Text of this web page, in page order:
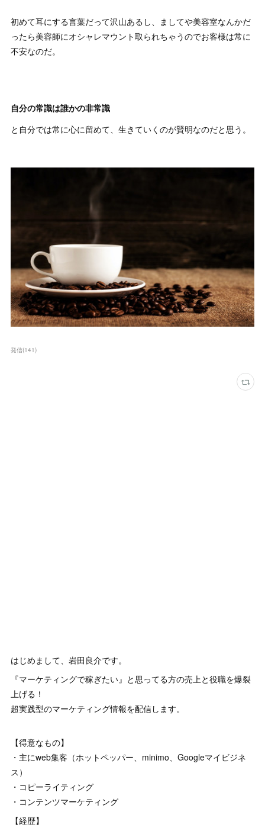
初めて耳にする言葉だって沢山あるし、ましてや美容室なんかだ
ったら美容師にオシャレマウント取られちゃうのでお客様は常に
不安なのだ。
自分の常識は誰かの非常識
と自分では常に心に留めて、生きていくのが賢明なのだと思う。
発信(141)
はじめまして、岩田良介です。
『マーケティングで稼ぎたい』と思ってる方の売上と役職を爆裂
上げる！
超実践型のマーケティング情報を配信します。
【得意なもの】
・主にweb集客（ホットペッパー、minimo、Googleマイビジネ
ス）
・コピーライティング
・コンテンツマーケティング
【経歴】